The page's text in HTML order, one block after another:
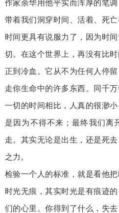
作家余华用他平实而浑厚的笔
带着我们洞穿时间、活着、死
时间更具有说服力了，因为时
切。在这个世界上，再没有比
正到冷血。它从不为任何人停
走你生命中的许多东西。同千
一切的时间相比，人真的很渺
是因为不得不来；最终我们离
走。其实无论是出生，还是死
之力。
检验一个人的标准，就是看他
时光无痕，其实时光是有痕迹
们的心里。你得到了什么，失